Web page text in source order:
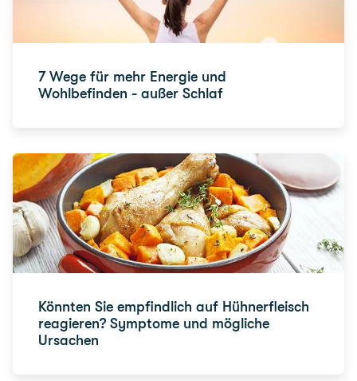
7 Wege für mehr Energie und
Wohlbefinden - außer Schlaf
Könnten Sie empfindlich auf Hühnerfleisch
reagieren? Symptome und mögliche
Ursachen